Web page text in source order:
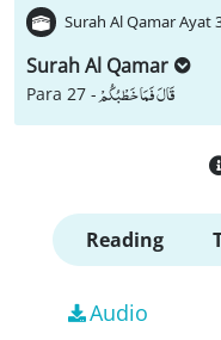
Surah Al Qamar Ayat
Surah Al Qamar
Para 27 -قَالَ فَمَا خَطْبُكُمْ
Reading
Audio